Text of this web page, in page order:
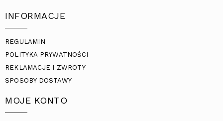
INFORMACJE
REGULAMIN
POLITYKA PRYWATNOŚCI
REKLAMACJE I ZWROTY
SPOSOBY DOSTAWY
MOJE KONTO